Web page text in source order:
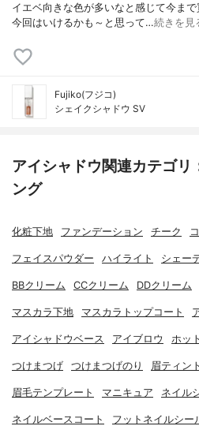
イエベ向きな色が多いなと感じて今まで
今回はいけるかも～と思って…続きを見
Fujiko(フジコ)
シェイクシャドウ SV
アイシャドウ関連カテゴリ
ング
化粧下地 ファンデーション チーク
フェイスパウダー ハイライト シェー
BBクリーム CCクリーム DDクリーム
マスカラ下地 マスカラトップコート
アイシャドウベース アイブロウ ホッ
つけまつげ つけまつげのり 眉ティント
眉毛テンプレート マニキュア ネイル
ネイルベースコート フットネイルシー